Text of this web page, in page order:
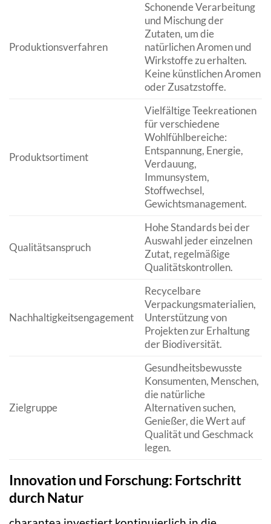
Produktionsverfahren
Schonende Verarbeitung
und Mischung der
Zutaten, um die
natürlichen Aromen und
Wirkstoffe zu erhalten.
Keine künstlichen Aromen
oder Zusatzstoffe.
Produktsortiment
Vielfältige Teekreationen
für verschiedene
Wohlfühlbereiche:
Entspannung, Energie,
Verdauung,
Immunsystem,
Stoffwechsel,
Gewichtsmanagement.
Qualitätsanspruch
Hohe Standards bei der
Auswahl jeder einzelnen
Zutat, regelmäßige
Qualitätskontrollen.
Nachhaltigkeitsengagement
Recycelbare
Verpackungsmaterialien,
Unterstützung von
Projekten zur Erhaltung
der Biodiversität.
Zielgruppe
Gesundheitsbewusste
Konsumenten, Menschen,
die natürliche
Alternativen suchen,
Genießer, die Wert auf
Qualität und Geschmack
legen.
Innovation und Forschung: Fortschritt
durch Natur